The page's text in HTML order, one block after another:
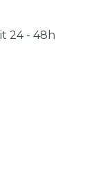
24 - 48h